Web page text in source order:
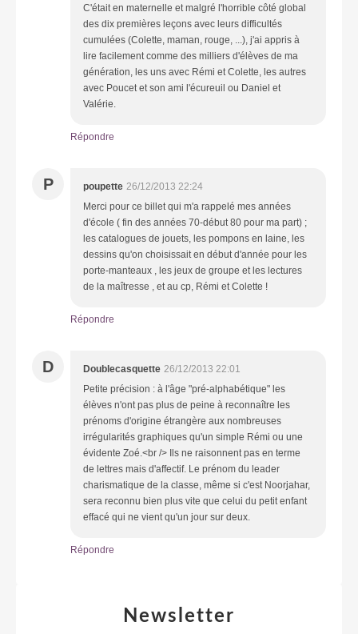
C'était en maternelle et malgré l'horrible côté global
des dix premières leçons avec leurs difficultés
cumulées (Colette, maman, rouge, ...), j'ai appris à
lire facilement comme des milliers d'élèves de ma
génération, les uns avec Rémi et Colette, les autres
avec Poucet et son ami l'écureuil ou Daniel et
Valérie.
Répondre
P poupette 26/12/2013 22:24
Merci pour ce billet qui m'a rappelé mes années
d'école ( fin des années 70-début 80 pour ma part) ;
les catalogues de jouets, les pompons en laine, les
dessins qu'on choisissait en début d'année pour les
porte-manteaux , les jeux de groupe et les lectures
de la maîtresse , et au cp, Rémi et Colette !
Répondre
D Doublecasquette 26/12/2013 22:01
Petite précision : à l'âge "pré-alphabétique" les
élèves n'ont pas plus de peine à reconnaître les
prénoms d'origine étrangère aux nombreuses
irrégularités graphiques qu'un simple Rémi ou une
évidente Zoé.<br /> Ils ne raisonnent pas en terme
de lettres mais d'affectif. Le prénom du leader
charismatique de la classe, même si c'est Noorjahar,
sera reconnu bien plus vite que celui du petit enfant
effacé qui ne vient qu'un jour sur deux.
Répondre
Newsletter